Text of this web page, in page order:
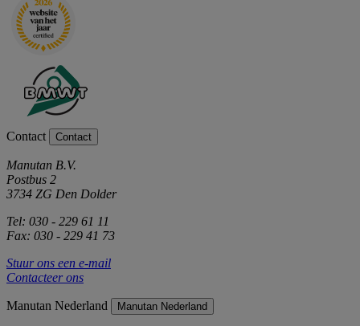
Contact Contact
Manutan B.V.
Postbus 2
3734 ZG Den Dolder
Tel: 030 - 229 61 11
Fax: 030 - 229 41 73
Stuur ons een e-mail
Contacteer ons
Manutan Nederland Manutan Nederland